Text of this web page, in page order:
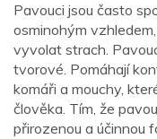
Pavouci jsou často
osminohým
vyvolat strach.
tvorové. Pomáhají
komáři a mouchy,
člověka. Tím, že
přirozenou a účinnou